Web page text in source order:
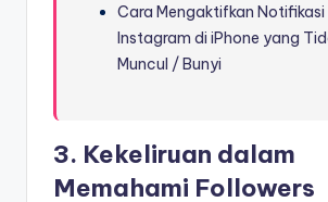
Cara Mengaktifkan Notifikasi
Instagram di iPhone yang
Muncul / Bunyi
3. Kekeliruan dalam
Memahami Followers